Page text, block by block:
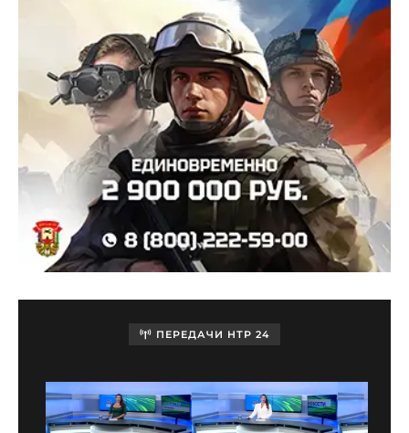
ПЕРЕДАЧИ НТР 24